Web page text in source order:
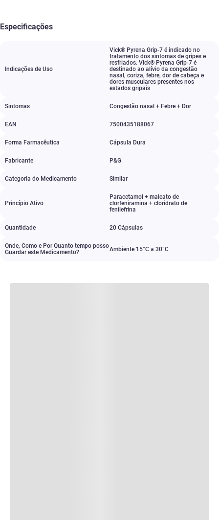
Especificações
Indicações de Uso
Vick® Pyrena Grip-7 é indicado no
tratamento dos sintomas de gripes e
resfriados. Vick® Pyrena Grip-7 é
destinado ao alívio da congestão
nasal , coriza, febre, dor de cabeça e
dores musculares presentes nos
estados gripais
Sintomas Congestão nasal + Febre + Dor
EAN 7500435188067
Forma Farmacêutica Cápsula Dura
Fabricante P&G
Categoria do Medicamento Similar
Princípio Ativo
Paracetamol + maleato de
clorfeniramina + cloridrato de
fenilefrina
Quantidade 20 Cápsulas
Onde, Como e Por Quanto tempo posso
Guardar este Medicamento?
Ambiente 15°C a 30°C